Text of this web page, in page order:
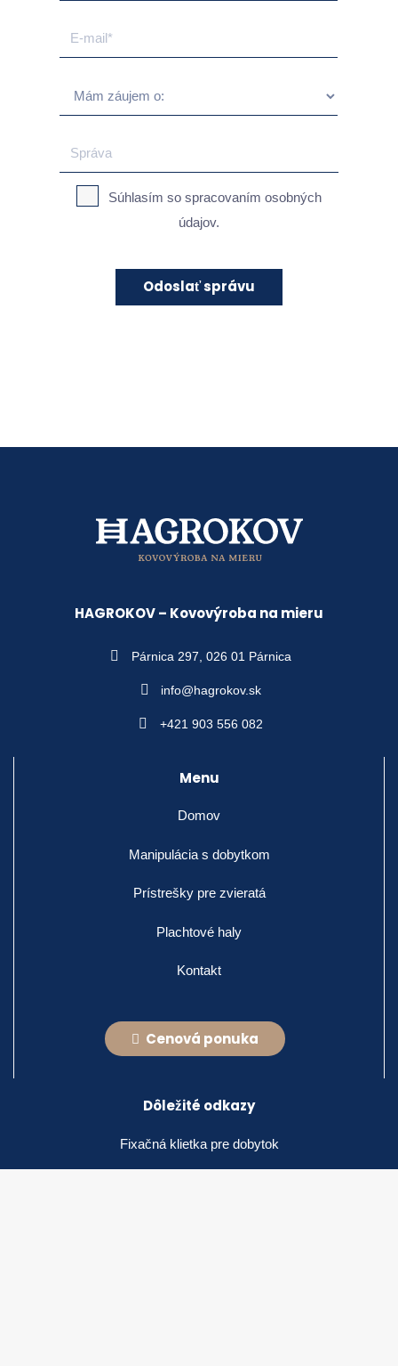
Súhlasím so spracovaním osobných
údajov.
HAGROKOV – Kovovýroba na mieru
Párnica 297, 026 01 Párnica
info@hagrokov.sk
+421 903 556 082
Menu
Domov
Manipulácia s dobytkom
Prístrešky pre zvieratá
Plachtové haly
Kontakt
Cenová ponuka
Dôležité odkazy
Fixačná klietka pre dobytok